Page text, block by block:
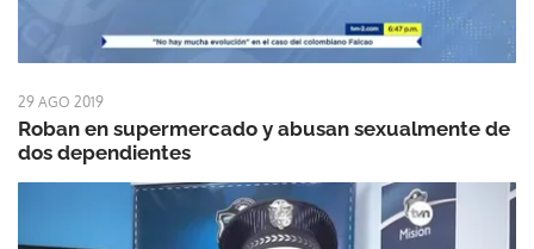
29 AGO 2019
Roban en supermercado y abusan sexualmente de
dos dependientes